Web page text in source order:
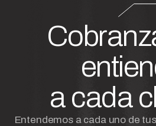
a cada
Entendemos a cada uno de